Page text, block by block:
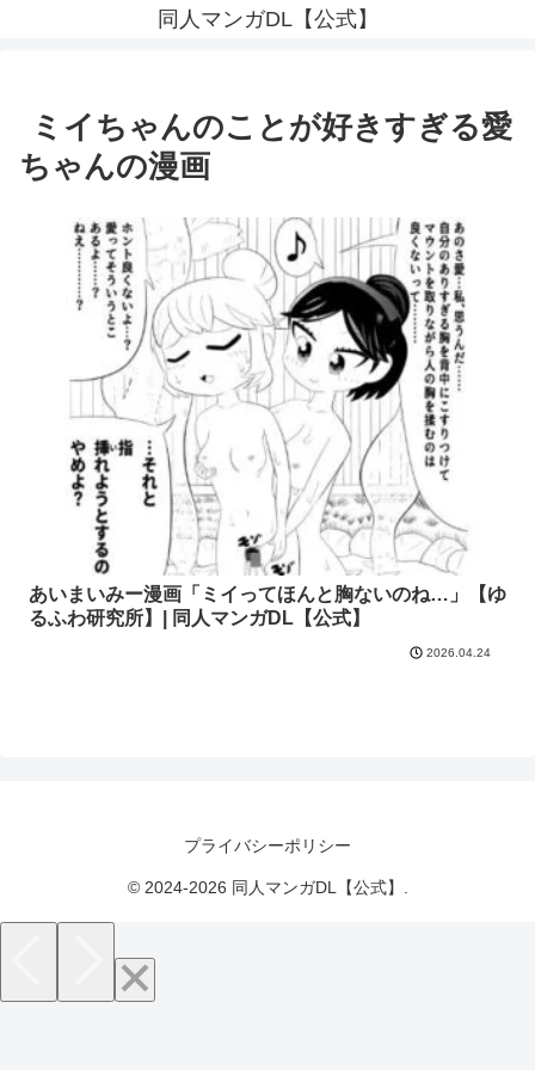
同人マンガDL【公式】
ミイちゃんのことが好きすぎる愛
ちゃんの漫画
あいまいみー漫画「ミイってほんと胸ないのね…」【ゆ
るふわ研究所】| 同人マンガDL【公式】
2026.04.24
プライバシーポリシー
© 2024-2026 同人マンガDL【公式】.